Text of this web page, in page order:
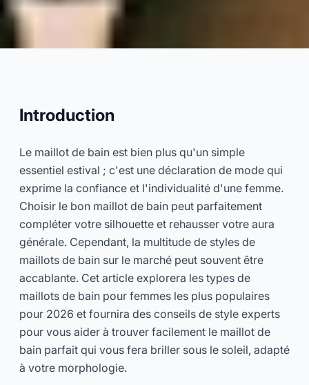
Découvrez Votre Style Parfait,
2026-04 Dayu
Consultez Maintenant
Introduction
Le maillot de bain est bien plus qu'un simple
essentiel estival ; c'est une déclaration de mode qui
exprime la confiance et l'individualité d'une femme.
Choisir le bon maillot de bain peut parfaitement
compléter votre silhouette et rehausser votre aura
générale. Cependant, la multitude de styles de
maillots de bain sur le marché peut souvent être
accablante. Cet article explorera les types de
maillots de bain pour femmes les plus populaires
pour 2026 et fournira des conseils de style experts
pour vous aider à trouver facilement le maillot de
bain parfait qui vous fera briller sous le soleil, adapté
à votre morphologie.